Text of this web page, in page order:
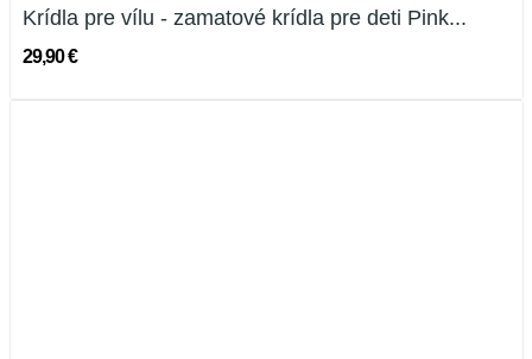
Krídla pre vílu - zamatové krídla pre deti Pink...
29,90 €